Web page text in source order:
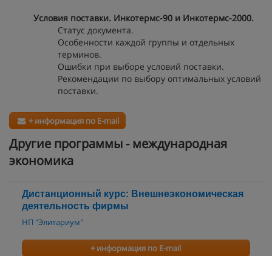
Условия поставки. Инкотермс-90 и Инкотермс-2000.
Статус документа.
Особенности каждой группы и отдельных
терминов.
Ошибки при выборе условий поставки.
Рекомендации по выбору оптимальных условий
поставки.
+ информация по E-mail
Другие программы - международная
экономика
Дистанционный курс: Внешнеэкономическая
деятельность фирмы
НП "Элитариум"
+ информация по E-mail